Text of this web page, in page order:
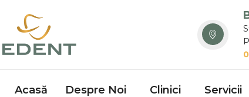
Acasă Despre Noi Clinici Servicii